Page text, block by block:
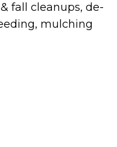
fall cleanups, de-
mulching